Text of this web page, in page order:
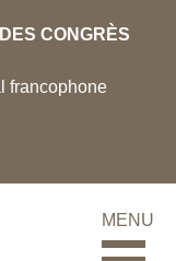
CONGRÈS
francophone
MENU